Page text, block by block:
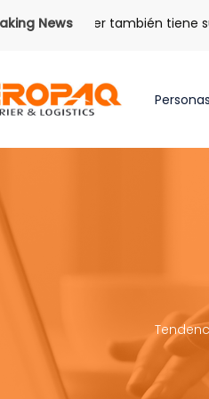
News
Volver también tiene sus
Personas